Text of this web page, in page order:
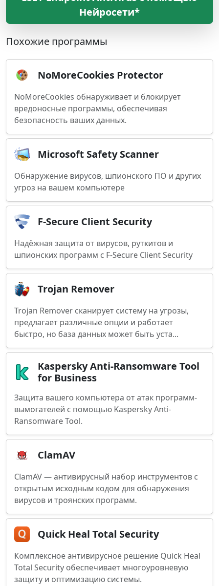
Нейросети*
Похожие программы
NoMoreCookies Protector
NoMoreCookies обнаруживает и блокирует
вредоносные программы, обеспечивая
безопасность ваших данных.
Microsoft Safety Scanner
Обнаружение вирусов, шпионского ПО и других
угроз на вашем компьютере
F-Secure Client Security
Надёжная защита от вирусов, руткитов и
шпионских программ с F-Secure Client Security
Trojan Remover
Trojan Remover сканирует систему на угрозы,
предлагает различные опции и работает
быстро, но база данных может быть уста...
Kaspersky Anti-Ransomware Tool
for Business
Защита вашего компьютера от атак программ-
вымогателей с помощью Kaspersky Anti-
Ransomware Tool.
ClamAV
ClamAV — антивирусный набор инструментов с
открытым исходным кодом для обнаружения
вирусов и троянских программ.
Quick Heal Total Security
Комплексное антивирусное решение Quick Heal
Total Security обеспечивает многоуровневую
защиту и оптимизацию системы.